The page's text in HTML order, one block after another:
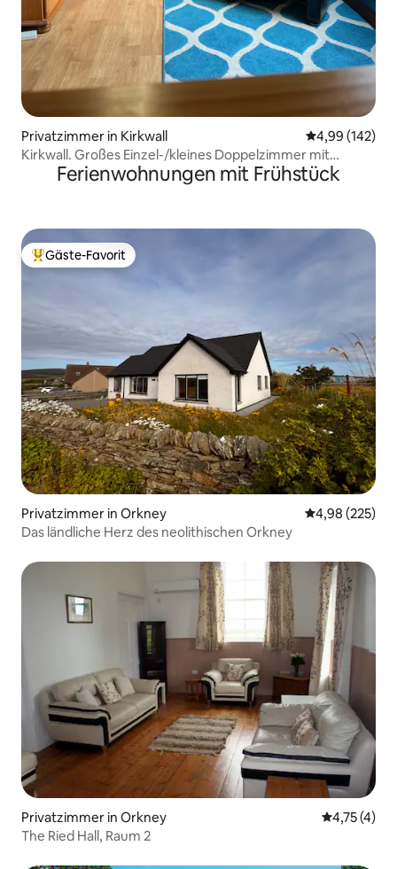
Privatzimmer in Kirkwall
4,99 (142)
Kirkwall. Großes Einzel-/kleines Doppelzimmer mit
FrühstückFerienwohnungen mit Frühstück
Beliebter Gäste-Favorit.
Gäste-Favorit
Privatzimmer in Orkney
4,98 (225)
Das ländliche Herz des neolithischen Orkney
Privatzimmer in Orkney
4,75 (4)
The Ried Hall, Raum 2